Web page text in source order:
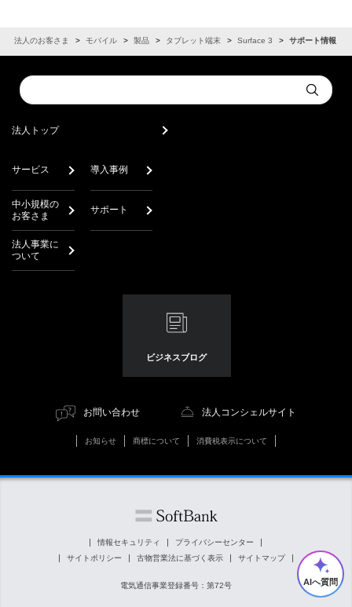
法人のお客さま モバイル 製品 タブレット端末 Surface 3 サポート情報
Conduct
a
Submit
法人トップ
サービス 導入事例
中小規模の
お客さま
サポート
法人事業に
ついて
ビジネスブログ
お問い合わせ 法人コンシェルサイト
お知らせ 商標について 消費税表示について
情報セキュリティ
プライバシーセンター
サイトポリシー
古物営業法に基づく表示 サイトマップ
電気通信事業登録番号：第72号 AIへ質問